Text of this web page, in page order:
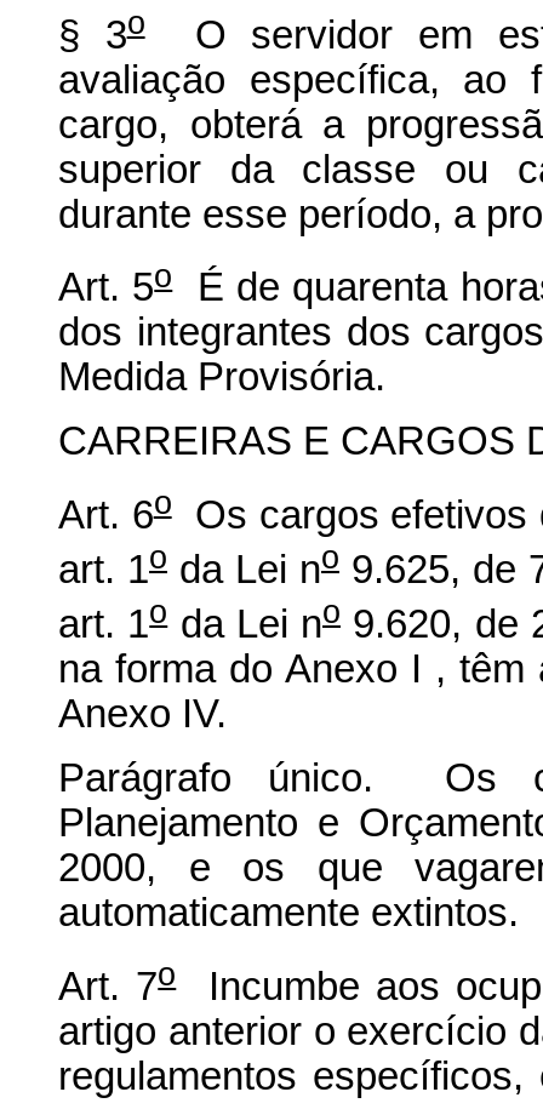
§ 3oO servidor em
avaliação específica, ao
cargo, obterá a
superior da classe ou
durante esse período, a
Art. 5oÉ de quarenta
dos integrantes dos
Medida Provisória.
CARREIRAS E CARGOS
Art. 6oOs cargos efetivos
art. 1o da Lei no 9.625, de
art. 1oda Lei no 9.620, de
na forma do Anexo I ,
Anexo IV.
Parágrafo único. Os
Planejamento e
2000, e os que
automaticamente extintos.
Art. 7oIncumbe aos
artigo anterior o exercício
regulamentos